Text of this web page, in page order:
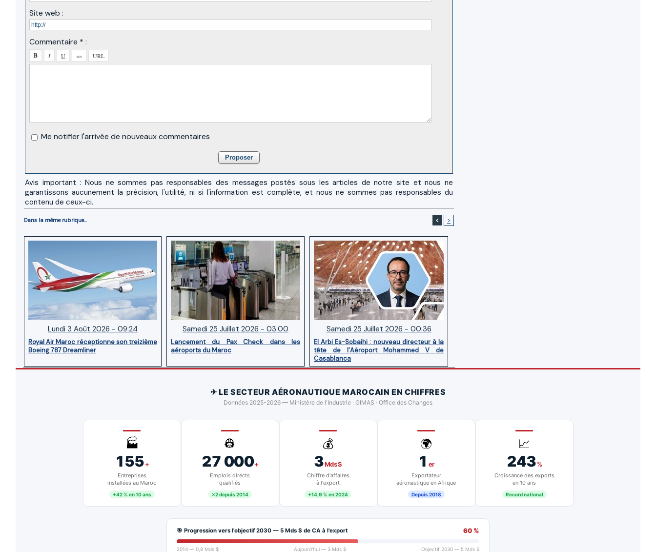
Site web :
Commentaire * :
Me notifier l'arrivée de nouveaux commentaires
Avis important : Nous ne sommes pas responsables des messages postés sous les articles de notre site et nous ne
garantissons aucunement la précision, l'utilité, ni si l'information est complète, et nous ne sommes pas responsables du
contenu de ceux-ci.
Dans la même rubrique... < >
Lundi 3 Août 2026 - 09:24
Royal Air Maroc réceptionne son treizième
Boeing 787 Dreamliner
Samedi 25 Juillet 2026 - 03:00
Lancement du Pax Check dans les
aéroports du Maroc
Samedi 25 Juillet 2026 - 00:36
El Arbi Es-Sobaihi : nouveau directeur à la
tête de l’Aéroport Mohammed V de
Casablanca
✈ LE SECTEUR AÉRONAUTIQUE MAROCAIN EN CHIFFRES
Données 2025-2026 — Ministère de l'Industrie · GIMAS · Office des Changes
🏭
155+
Entreprises
installées au Maroc
+42 % en 10 ans
👷
27 000+
Emplois directs
qualifiés
×2 depuis 2014
💰
3Mds $
Chiffre d'affaires
à l'export
+14,9 % en 2024
🌍
1 er
Exportateur
aéronautique en Afrique
Depuis 2018
📈
243%
Croissance des exports
en 10 ans
Record national
🎯 Progression vers l'objectif 2030 — 5 Mds $ de CA à l'export 60 %
2014 — 0,8 Mds $ Aujourd'hui — 3 Mds $ Objectif 2030 — 5 Mds $